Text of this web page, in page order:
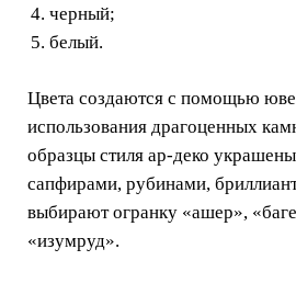
черный;
белый.
Цвета создаются с помощью
использования драгоценных
образцы стиля ар-деко
сапфирами, рубинами,
выбирают огранку «ашер»,
«изумруд».